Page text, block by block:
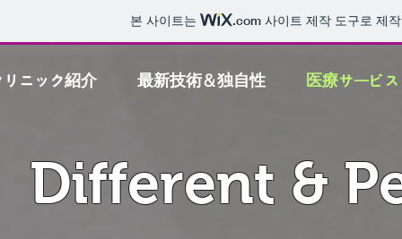
본 사이트는 .com 사이트 제작 도구로 제
リニック紹介 最新技術＆独自性 医療サービス
Different &